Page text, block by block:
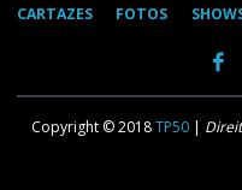
CARTAZES
FOTOS
Copyright © 2018TP50 |